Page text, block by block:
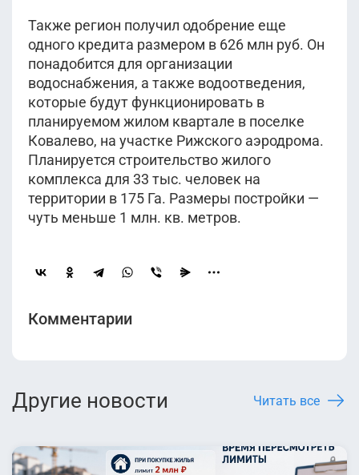
Также регион получил одобрение еще
одного кредита размером в 626 млн руб. Он
понадобится для организации
водоснабжения, а также водоотведения,
которые будут функционировать в
планируемом жилом квартале в поселке
Ковалево, на участке Рижского аэродрома.
Планируется строительство жилого
комплекса для 33 тыс. человек на
территории в 175 Га. Размеры постройки —
чуть меньше 1 млн. кв. метров.
Комментарии
Другие новости Читать все